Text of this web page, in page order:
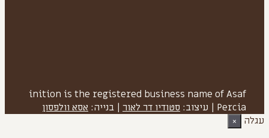
inition is the registered business name of Asaf
Percia
| עיצוב: סטודיו דר לאור | בנייה: אסא וולפסון
עגלה
×